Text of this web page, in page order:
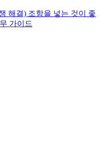
해결) 조항을 넣는 것이 좋
가이드